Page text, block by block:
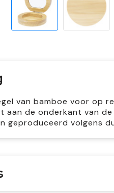
van bamboe voor op
aan de onderkant van
geproduceerd volgens